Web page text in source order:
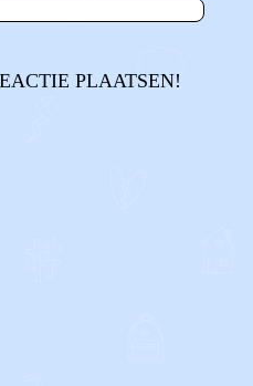
PLAATSEN!